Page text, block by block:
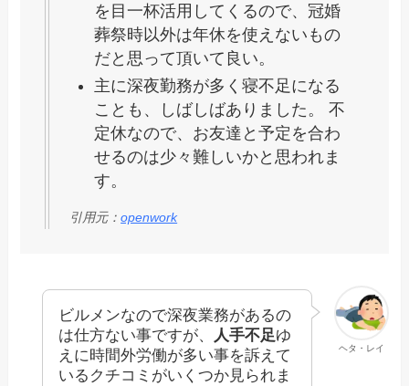
を目一杯活用してくるので、冠婚
葬祭時以外は年休を使えないもの
だと思って頂いて良い。
主に深夜勤務が多く寝不足になる
ことも、しばしばありました。 不
定休なので、お友達と予定を合わ
せるのは少々難しいかと思われま
す。
引用元：openwork
ヘタ・レイ
ビルメンなので深夜業務があるの
は仕方ない事ですが、 人手不足ゆ
えに時間外労働が多い事を訴えて
いるクチコミがいくつか見られま